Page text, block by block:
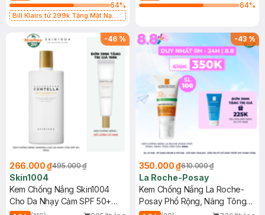
64%
Bill Klairs từ 299k Tặng Mặt Nạ
25ml (SL Có Hạn)
64%
-46 %
266.000 ₫495.000 ₫
Skin1004
Kem Chống Nắng Skin1004
Cho Da Nhạy Cảm SPF 50+
50ml
-43%
350.000 ₫610.000 ₫
La Roche-Posay
Kem Chống Nắng La Roche-
Posay Phổ Rộng, Nâng Tông
Kiềm Dầu 50ml